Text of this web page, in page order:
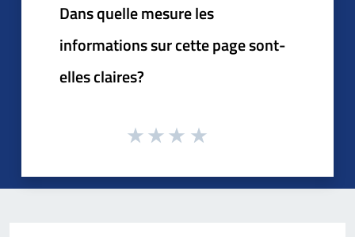
Dans quelle mesure les
informations sur cette page sont-
elles claires?